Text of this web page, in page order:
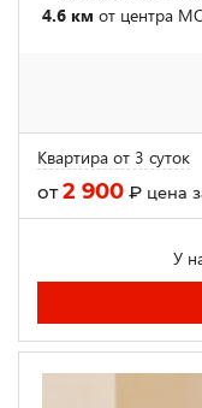
4.6 км от центра
Квартира от 3 суток
от2 900 ₽ цена
У